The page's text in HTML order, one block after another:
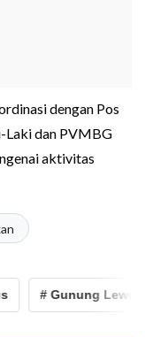
dengan Pos
Laki dan PVMBG
aktivitas
# Gunung Lewotobi